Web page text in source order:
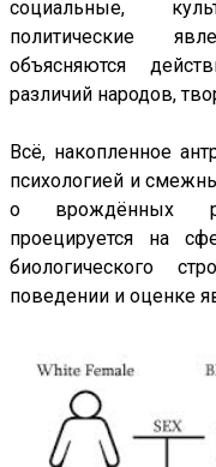
социальные,
политические
объясняются
различий народов,
Всё, накопленное
психологией и
о врождённых
проецируется на
биологического
поведении и оценке